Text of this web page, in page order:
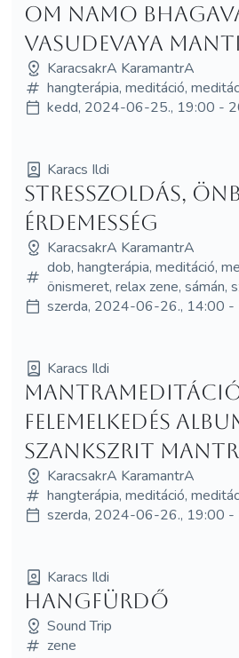
Om Namo
Vasudevaya
KaracsakrA KaramantrA
hangterápia, meditáció,
kedd, 2024-06-25., 19:00 -
Karacs Ildi
Stresszoldás,
érdemesség
KaracsakrA KaramantrA
dob, hangterápia, meditáció,
önismeret, relax zene, sámán,
szerda, 2024-06-26., 14:00 -
Karacs Ildi
Felemelkedés
szankszrit
KaracsakrA KaramantrA
hangterápia, meditáció,
szerda, 2024-06-26., 19:00 -
Karacs Ildi
Hangfürdő
Sound Trip
zene